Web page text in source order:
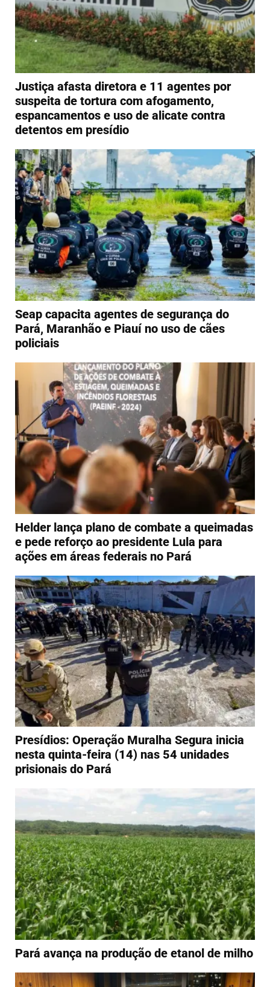
Justiça afasta diretora e 11 agentes por
suspeita de tortura com afogamento,
espancamentos e uso de alicate contra
detentos em presídio
Seap capacita agentes de segurança do
Pará, Maranhão e Piauí no uso de cães
policiais
Helder lança plano de combate a queimadas
e pede reforço ao presidente Lula para
ações em áreas federais no Pará
Presídios: Operação Muralha Segura inicia
nesta quinta-feira (14) nas 54 unidades
prisionais do Pará
Pará avança na produção de etanol de milho